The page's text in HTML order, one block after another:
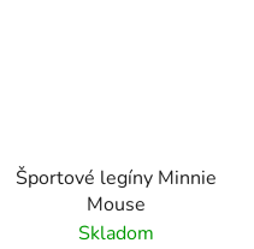
Športové legíny Minnie
Mouse
Skladom